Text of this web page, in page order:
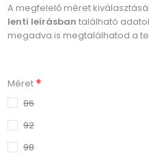
A megfelelő méret
lenti leírásban található
megadva is megtalálhatod a
Méret *
86
92
98